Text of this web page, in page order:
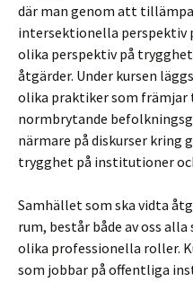
där man genom att
intersektionella perspektiv
olika perspektiv på
åtgärder. Under kursen
olika praktiker som främjar
normbrytande
närmare på diskurser kring
trygghet på institutioner
Samhället som ska vidta
rum, består både av oss
olika professionella roller.
som jobbar på offentliga